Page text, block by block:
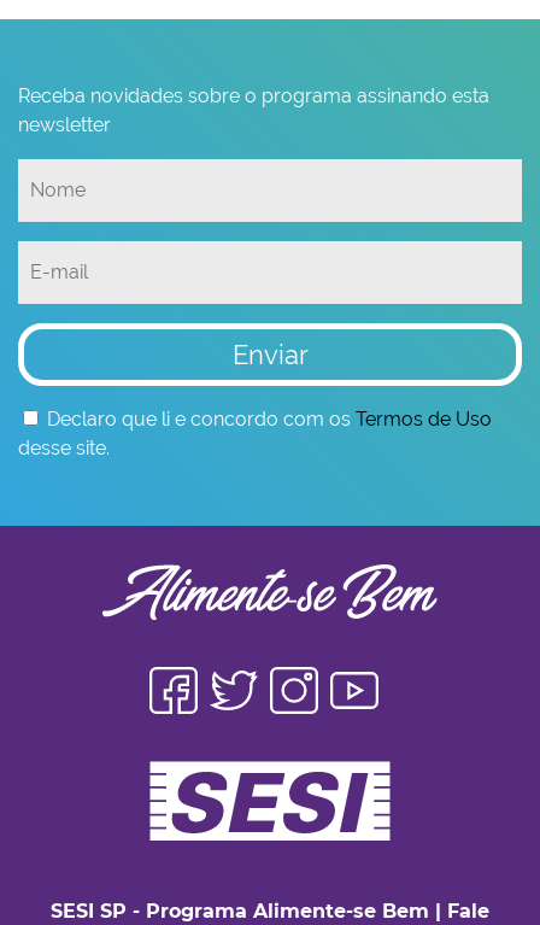
Receba novidades sobre o programa assinando esta
newsletter
Enviar
Declaro que li e concordo com os Termos de Uso
desse site.
SESI SP - Programa Alimente-se Bem | Fale